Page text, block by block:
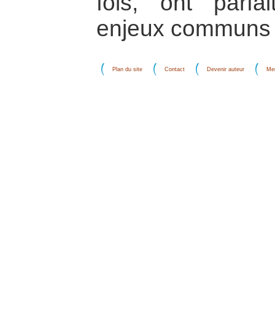
enjeux
Plan du site Contact Devenir auteur